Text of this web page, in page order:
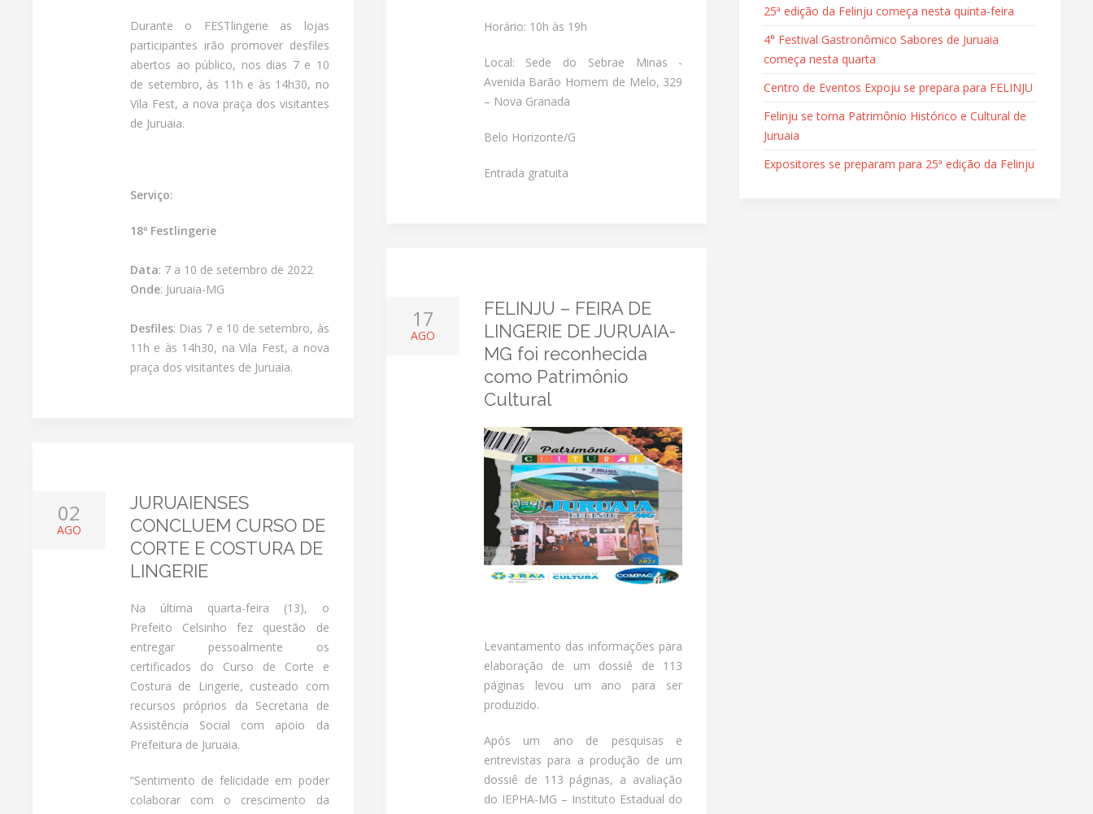
Durante o FESTlingerie as lojas
participantes irão promover desfiles
abertos ao público, nos dias 7 e 10
de setembro, às 11h e às 14h30, no
Vila Fest, a nova praça dos visitantes
de Juruaia.
Serviço:
18º Festlingerie
Data: 7 a 10 de setembro de 2022
Onde: Juruaia-MG
Desfiles: Dias 7 e 10 de setembro, às
11h e às 14h30, na Vila Fest, a nova
praça dos visitantes de Juruaia.
02
AGO
JURUAIENSES
CONCLUEM CURSO DE
CORTE E COSTURA DE
LINGERIE
Na última quarta-feira (13), o
Prefeito Celsinho fez questão de
entregar pessoalmente os
certificados do Curso de Corte e
Costura de Lingerie, custeado com
recursos próprios da Secretaria de
Assistência Social com apoio da
Prefeitura de Juruaia.
“Sentimento de felicidade em poder
colaborar com o crescimento da
Horário: 10h às 19h
Local: Sede do Sebrae Minas -
Avenida Barão Homem de Melo, 329
– Nova Granada
Belo Horizonte/G
Entrada gratuita
17
AGO
FELINJU – FEIRA DE
LINGERIE DE JURUAIA-
MG foi reconhecida
como Patrimônio
Cultural
Levantamento das informações para
elaboração de um dossiê de 113
páginas levou um ano para ser
produzido.
Após um ano de pesquisas e
entrevistas para a produção de um
dossiê de 113 páginas, a avaliação
do IEPHA-MG – Instituto Estadual do
25ª edição da Felinju começa nesta quinta-feira
4° Festival Gastronômico Sabores de Juruaia
começa nesta quarta
Centro de Eventos Expoju se prepara para FELINJU
Felinju se torna Patrimônio Histórico e Cultural de
Juruaia
Expositores se preparam para 25ª edição da Felinju